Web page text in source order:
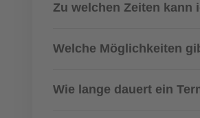
Zu welchen Zeiten kann
Welche Möglichkeiten
Wie lange dauert ein